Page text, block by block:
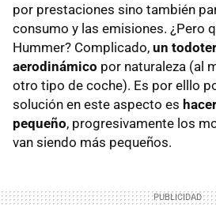
por prestaciones sino también
consumo y las emisiones. ¿Pero
Hummer? Complicado, un
aerodinámico por naturaleza (al
otro tipo de coche). Es por elllo
solución en este aspecto es
pequeño, progresivamente los
van siendo más pequeños.